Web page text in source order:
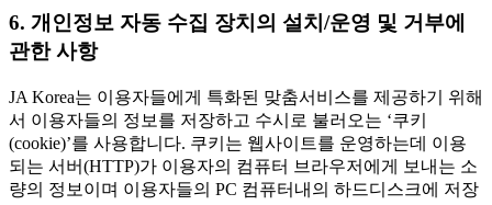
6. 개인정보 자동 수집 장치의 설치/운영 및 거부에
관한 사항
JA Korea는 이용자들에게 특화된 맞춤서비스를 제공하기 위해
서 이용자들의 정보를 저장하고 수시로 불러오는 ‘쿠키
(cookie)’를 사용합니다. 쿠키는 웹사이트를 운영하는데 이용
되는 서버(HTTP)가 이용자의 컴퓨터 브라우저에게 보내는 소
량의 정보이며 이용자들의 PC 컴퓨터내의 하드디스크에 저장